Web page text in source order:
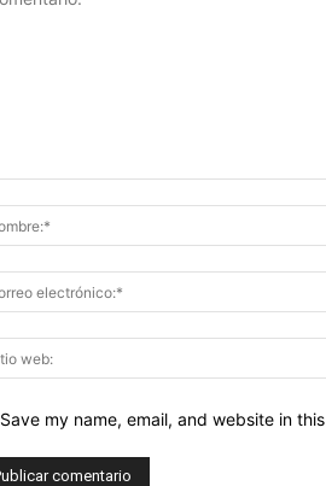
Save my name, email, and website in